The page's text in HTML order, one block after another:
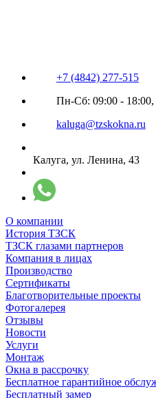
+7 (4842) 277-515
Пн-Сб: 09:00 -
kaluga@tzskokna.ru
Калуга, ул. Ленина, 43
О компании
История ТЗСК
ТЗСК глазами партнеров
Компания в лицах
Производство
Сертификаты
Благотворительные проекты
Фотогалерея
Отзывы
Новости
Услуги
Монтаж
Окна в рассрочку
Бесплатное гарантийное
Бесплатный замер